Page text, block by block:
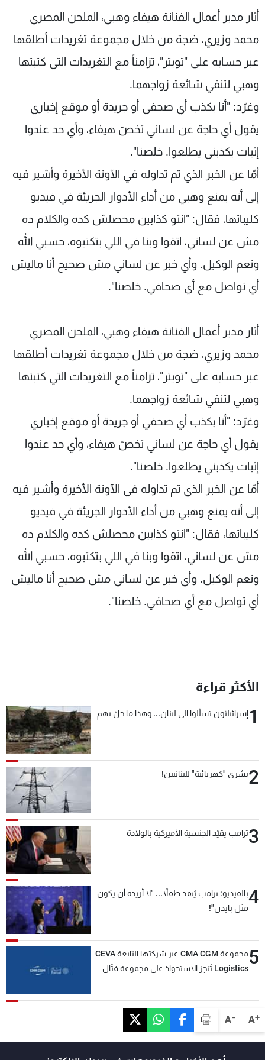
A+
A-
أثار مدير أعمال الفنانة هيفاء وهبي، الملحن المصري
محمد وزيري، ضجة من خلال مجموعة تغريدات أطلقها
عبر حسابه على "تويتر"، تزامناً مع التغريدات التي كتبتها
وهبي لتنفي شائعة زواجهما.
وغرّد: "أنا بكذب أي صحفي أو جريدة أو موقع إخباري
يقول أي حاجة عن لساني تخصّ هيفاء، وأي حد عندوا
إثبات يكذبني يطلعوا. خلصنا".
أمّا عن الخبر الذي تم تداوله في الآونة الأخيرة وأشير فيه
إلى أنه يمنع وهبي من أداء الأدوار الجريئة في فيديو
كليباتها، فقال: "انتو كذابين محصلش كده والكلام ده
مش عن لساني، اتقوا وبنا في اللي بتكتبوه، حسبي الله
ونعم الوكيل. وأي خبر عن لساني مش صحيح أنا ماليش
أي تواصل مع أي صحافي. خلصنا".
أثار مدير أعمال الفنانة هيفاء وهبي، الملحن المصري
محمد وزيري، ضجة من خلال مجموعة تغريدات أطلقها
عبر حسابه على "تويتر"، تزامناً مع التغريدات التي كتبتها
وهبي لتنفي شائعة زواجهما.
وغرّد: "أنا بكذب أي صحفي أو جريدة أو موقع إخباري
يقول أي حاجة عن لساني تخصّ هيفاء، وأي حد عندوا
إثبات يكذبني يطلعوا. خلصنا".
أمّا عن الخبر الذي تم تداوله في الآونة الأخيرة وأشير فيه
إلى أنه يمنع وهبي من أداء الأدوار الجريئة في فيديو
كليباتها، فقال: "انتو كذابين محصلش كده والكلام ده
مش عن لساني، اتقوا وبنا في اللي بتكتبوه، حسبي الله
ونعم الوكيل. وأي خبر عن لساني مش صحيح أنا ماليش
أي تواصل مع أي صحافي. خلصنا".
الأكثر قراءة
1إسرائيليّون تسلّلوا الى لبنان... وهذا ما حلّ بهم
2بشرى "كهربائية" للبنانيين!
3ترامب يقيّد الجنسية الأميركية بالولادة
4بالفيديو: ترامب يُنقذ طفلاً... "لا أريده أن يكون
مثل بايدن"!
5
مجموعة CMA CGM عبر شركتها التابعة CEVA
Logistics تُنجز الاستحواذ على مجموعة فتّال
شاهد البرامج
عن MTV
لاعلاناتكم
وظائف
تواصل معنا
سياسة الخصوصية